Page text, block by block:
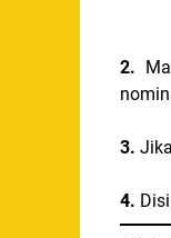
2.
3.
4.